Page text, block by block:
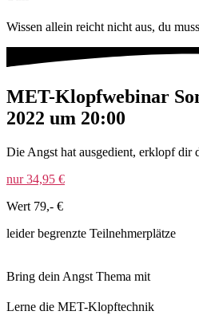
Wissen allein reicht nicht aus, du
MET-Klopfwebinar
2022 um 20:00
Die Angst hat ausgedient, erklopf dir
nur 34,95 €
Wert 79,- €
leider begrenzte Teilnehmerplätze
Bring dein Angst Thema mit
Lerne die MET-Klopftechnik